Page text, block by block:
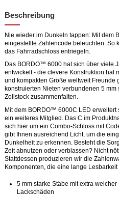
Beschreibung
Nie wieder im Dunkeln tappen: Mit dem
eingestellte Zahlencode beleuchten. So
das Fahrradschloss entriegeln.
Das BORDO™ 6000 hat sich über viele
entwickelt - die clevere Konstruktion hat
und kompakten Größe weltweit Freunde
konstruierten Nieten verbundenen 5
Zollstock zusammenfalten.
Mit dem BORDO™ 6000C LED
ein weiteres Mitglied. Das C im
sich hier um ein Combo-Schloss mit
gibt Ihnen ausreichend Licht, um die
Dunkelheit zu erkennen. Besteht die
Zeit abnutzen oder verblassen? Nicht
Stattdessen produzieren wir die
Komponenten, die eine lange
5 mm starke Stäbe mit extra
Lackschäden